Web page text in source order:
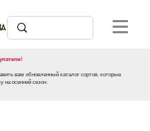
вам обновленный каталог сортов, которые
на осенний сезон.